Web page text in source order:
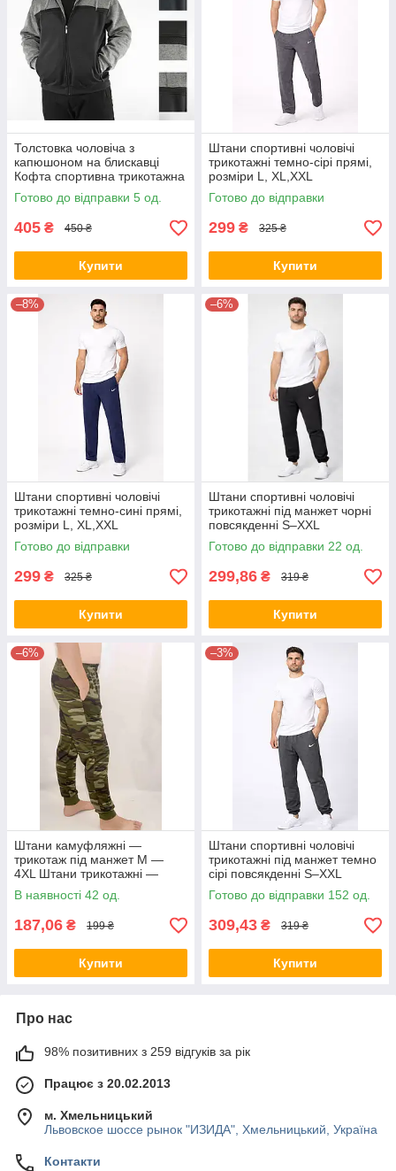
Толстовка чоловіча з
капюшоном на блискавці
Кофта спортивна трикотажна
M - 3XL Tovta (Угорщина)
Готово до відправки 5 од.
405 ₴ 450 ₴
Купити
Штани спортивні чоловічі
трикотажні темно-сірі прямі,
розміри L, XL,XXL
Готово до відправки
299 ₴ 325 ₴
Купити
–8%
Штани спортивні чоловічі
трикотажні темно-сині прямі,
розміри L, XL,XXL
Готово до відправки
299 ₴ 325 ₴
Купити
–6%
Штани спортивні чоловічі
трикотажні під манжет чорні
повсякденні S–XXL
Готово до відправки 22 од.
299,86 ₴ 319 ₴
Купити
–6%
Штани камуфляжні —
трикотаж під манжет M —
4XL Штани трикотажні —
камуфляж Tovta (Угорщина)
В наявності 42 од.
187,06 ₴ 199 ₴
Купити
–3%
Штани спортивні чоловічі
трикотажні під манжет темно
сірі повсякденні S–XXL
Готово до відправки 152 од.
309,43 ₴ 319 ₴
Купити
Про нас
98% позитивних з 259 відгуків за рік
Працює з 20.02.2013
м. Хмельницький
Львовское шоссе рынок "ИЗИДА", Хмельницький, Україна
Контакти